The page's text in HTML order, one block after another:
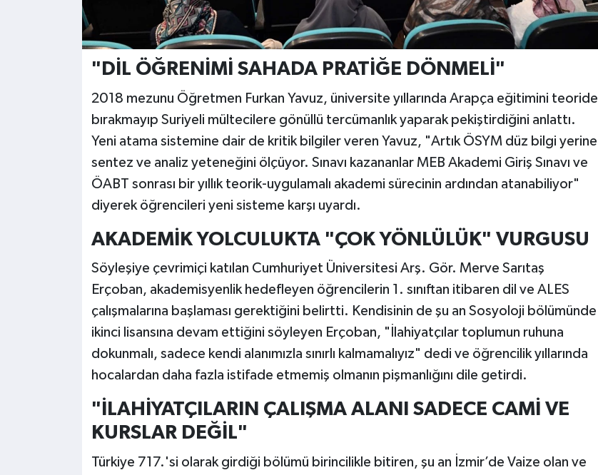
"DİL ÖĞRENİMİ SAHADA PRATİĞE DÖNMELİ"
2018 mezunu Öğretmen Furkan Yavuz, üniversite yıllarında Arapça eğitimini teoride
bırakmayıp Suriyeli mültecilere gönüllü tercümanlık yaparak pekiştirdiğini anlattı.
Yeni atama sistemine dair de kritik bilgiler veren Yavuz, "Artık ÖSYM düz bilgi yerine
sentez ve analiz yeteneğini ölçüyor. Sınavı kazananlar MEB Akademi Giriş Sınavı ve
ÖABT sonrası bir yıllık teorik-uygulamalı akademi sürecinin ardından atanabiliyor"
diyerek öğrencileri yeni sisteme karşı uyardı.
AKADEMİK YOLCULUKTA "ÇOK YÖNLÜLÜK" VURGUSU
Söyleşiye çevrimiçi katılan Cumhuriyet Üniversitesi Arş. Gör. Merve Sarıtaş
Erçoban, akademisyenlik hedefleyen öğrencilerin 1. sınıftan itibaren dil ve ALES
çalışmalarına başlaması gerektiğini belirtti. Kendisinin de şu an Sosyoloji bölümünde
ikinci lisansına devam ettiğini söyleyen Erçoban, "İlahiyatçılar toplumun ruhuna
dokunmalı, sadece kendi alanımızla sınırlı kalmamalıyız" dedi ve öğrencilik yıllarında
hocalardan daha fazla istifade etmemiş olmanın pişmanlığını dile getirdi.
"İLAHİYATÇILARIN ÇALIŞMA ALANI SADECE CAMİ VE
KURSLAR DEĞİL"
Türkiye 717.'si olarak girdiği bölümü birincilikle bitiren, şu an İzmir’de Vaize olan ve